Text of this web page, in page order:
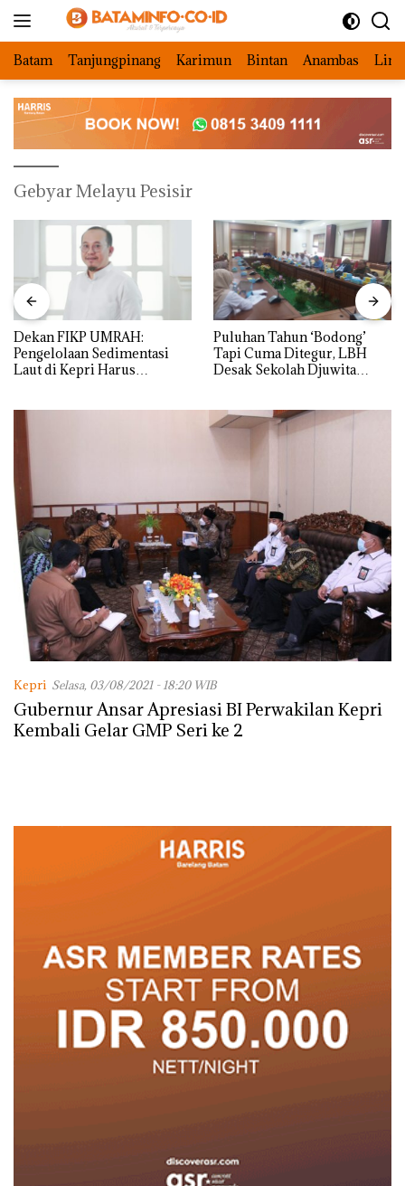
Batam Tanjungpinang Karimun Bintan Anambas
Gebyar Melayu Pesisir
Dekan FIKP UMRAH:
Pengelolaan Sedimentasi
Laut di Kepri Harus
dengan Konservasi
Puluhan Tahun ‘Bodong’
Tapi Cuma Ditegur, LBH
Desak Sekolah Djuwita
Kepri Selasa, 03/08/2021 - 18:20 WIB
Gubernur Ansar Apresiasi BI Perwakilan Kepri
Kembali Gelar GMP Seri ke 2